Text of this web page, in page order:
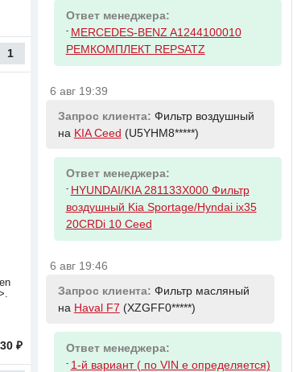
1
₽
Ответ менеджера:
- MERCEDES-BENZ A1244100010
РЕМКОМПЛЕКТ REPSATZ
6 авг 19:39
Запрос клиента: Фильтр воздушный
на KIA Ceed (U5YHM8*****)
Ответ менеджера:
- HYUNDAI/KIA 281133X000 Фильтр
воздушный Kia Sportage/Hyndai ix35
20CRDi 10 Ceed
6 авг 19:46
Запрос клиента: Фильтр масляный
на Haval F7 (XZGFF0*****)
Ответ менеджера:
- 1-й вариант ( по VIN е определяется)